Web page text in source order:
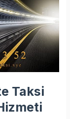
Taksi